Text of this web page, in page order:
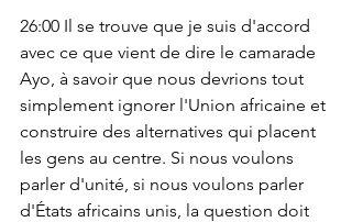
26:00 Il se trouve que je suis d'accord
avec ce que vient de dire le camarade
Ayo, à savoir que nous devrions tout
simplement ignorer l'Union africaine et
construire des alternatives qui placent
les gens au centre. Si nous voulons
parler d'unité, si nous voulons parler
d'États africains unis, la question doit